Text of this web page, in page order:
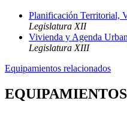
Planificación Territorial,
Legislatura XII
Vivienda y Agenda
Legislatura XIII
Equipamientos relacionados